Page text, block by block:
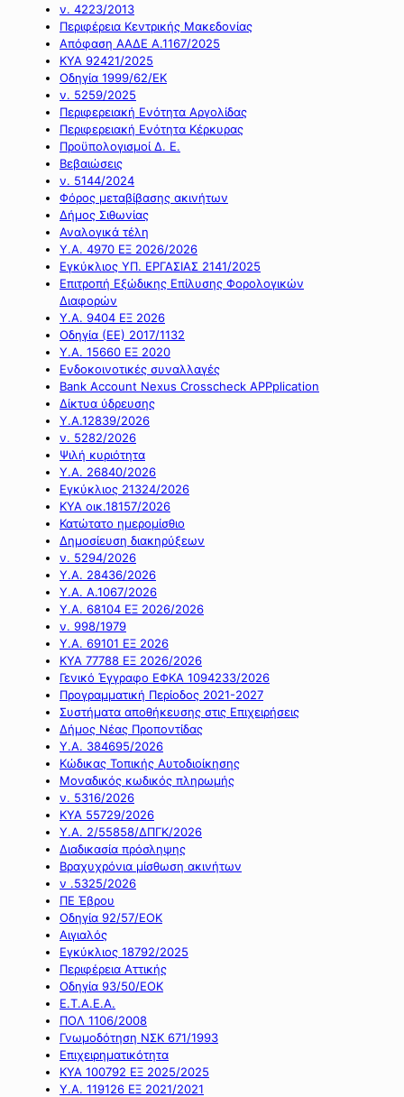
ν. 4223/2013
Περιφέρεια Κεντρικής Μακεδονίας
Απόφαση ΑΑΔΕ Α.1167/2025
ΚΥΑ 92421/2025
Οδηγία 1999/62/ΕΚ
ν. 5259/2025
Περιφερειακή Ενότητα Αργολίδας
Περιφερειακή Ενότητα Κέρκυρας
Προϋπολογισμοί Δ. Ε.
Βεβαιώσεις
ν. 5144/2024
Φόρος μεταβίβασης ακινήτων
Δήμος Σιθωνίας
Αναλογικά τέλη
Υ.Α. 4970 ΕΞ 2026/2026
Εγκύκλιος ΥΠ. ΕΡΓΑΣΙΑΣ 2141/2025
Επιτροπή Εξώδικης Επίλυσης Φορολογικών
Διαφορών
Υ.Α. 9404 ΕΞ 2026
Οδηγία (ΕΕ) 2017/1132
Υ.Α. 15660 ΕΞ 2020
Ενδοκοινοτικές συναλλαγές
Bank Account Nexus Crosscheck APPplication
Δίκτυα ύδρευσης
Υ.Α.12839/2026
ν. 5282/2026
Ψιλή κυριότητα
Υ.Α. 26840/2026
Εγκύκλιος 21324/2026
ΚΥΑ οικ.18157/2026
Κατώτατο ημερομίσθιο
Δημοσίευση διακηρύξεων
ν. 5294/2026
Υ.Α. 28436/2026
Υ.Α. Α.1067/2026
Υ.Α. 68104 ΕΞ 2026/2026
ν. 998/1979
Υ.Α. 69101 ΕΞ 2026
ΚΥΑ 77788 ΕΞ 2026/2026
Γενικό Έγγραφο ΕΦΚΑ 1094233/2026
Προγραμματική Περίοδος 2021-2027
Συστήματα αποθήκευσης στις Επιχειρήσεις
Δήμος Νέας Προποντίδας
Υ.Α. 384695/2026
Κώδικας Τοπικής Αυτοδιοίκησης
Μοναδικός κωδικός πληρωμής
ν. 5316/2026
ΚΥΑ 55729/2026
Υ.Α. 2/55858/ΔΠΓΚ/2026
Διαδικασία πρόσληψης
Βραχυχρόνια μίσθωση ακινήτων
ν .5325/2026
ΠΕ Έβρου
Οδηγία 92/57/ΕΟΚ
Αιγιαλός
Εγκύκλιος 18792/2025
Περιφέρεια Αττικής
Οδηγία 93/50/ΕΟΚ
Ε.Τ.Α.Ε.Α.
ΠΟΛ 1106/2008
Γνωμοδότηση ΝΣΚ 671/1993
Επιχειρηματικότητα
ΚΥΑ 100792 ΕΞ 2025/2025
Υ.Α. 119126 ΕΞ 2021/2021